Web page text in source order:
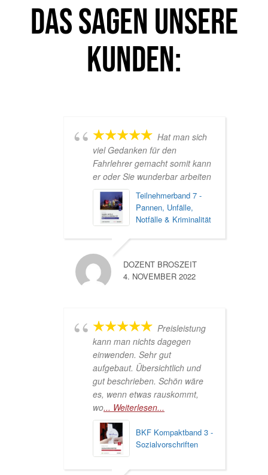
Das sagen unsere
Kunden:
Hat man sich
viel Gedanken für den
Fahrlehrer gemacht somit kann
er oder Sie wunderbar arbeiten
Teilnehmerband 7 -
Pannen, Unfälle,
Notfälle & Kriminalität
DOZENT BROSZEIT
4. NOVEMBER 2022
Preisleistung
kann man nichts dagegen
einwenden. Sehr gut
aufgebaut. Übersichtlich und
gut beschrieben. Schön wäre
es, wenn etwas rauskommt,
wo... Weiterlesen...
BKF Kompaktband 3 -
Sozialvorschriften